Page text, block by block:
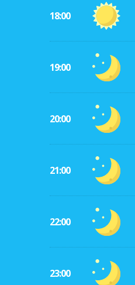
18:00
19:00
20:00
21:00
22:00
23:00